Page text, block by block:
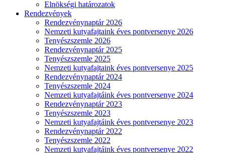
Elnökségi határozatok
Rendezvények
Rendezvénynaptár 2026
Nemzeti kutyafajtaink éves pontversenye 2026
Tenyészszemle 2026
Rendezvénynaptár 2025
Tenyészszemle 2025
Nemzeti kutyafajtaink éves pontversenye 2025
Rendezvénynaptár 2024
Tenyészszemle 2024
Nemzeti kutyafajtáink éves pontversenye 2024
Rendezvénynaptár 2023
Tenyészszemle 2023
Nemzeti kutyafajtáink éves pontversenye 2023
Rendezvénynaptár 2022
Tenyészszemle 2022
Nemzeti kutyafajtáink éves pontversenye 2022